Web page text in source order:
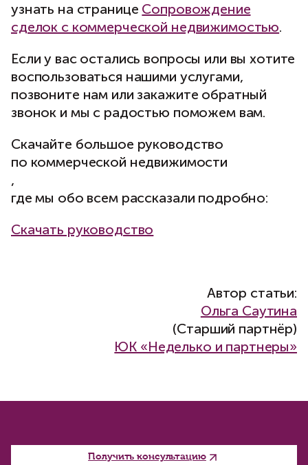
узнать на странице Сопровождение
сделок с коммерческой недвижимостью.
Если у вас остались вопросы или вы хотите
воспользоваться нашими услугами,
позвоните нам или закажите обратный
звонок и мы с радостью поможем вам.
Скачайте большое руководство
по коммерческой недвижимости
,
где мы обо всем рассказали подробно:
Скачать руководство
Автор статьи:
Ольга Саутина
(Старший партнёр)
ЮК «Неделько и партнеры»
Получить консультацию